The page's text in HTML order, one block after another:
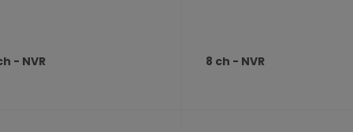
- NVR 8 ch - NVR